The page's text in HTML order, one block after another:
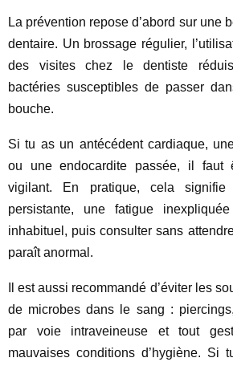
La prévention repose d’abord sur une
dentaire. Un brossage régulier,
des visites chez le dentiste
bactéries susceptibles de passer
bouche.
Si tu as un antécédent cardiaque,
ou une endocardite passée, il faut
vigilant. En pratique, cela
persistante, une fatigue
inhabituel, puis consulter sans
paraît anormal.
Il est aussi recommandé d’éviter les
de microbes dans le sang :
par voie intraveineuse et tout
mauvaises conditions d’hygiène. Si